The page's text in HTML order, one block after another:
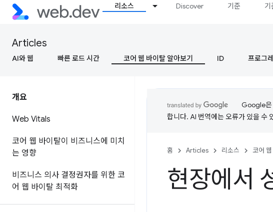
리소스 Discover 기준 기
Articles
AI와 웹 빠른 로드 시간 코어 웹 바이탈 알아보기 ID 프로그
개요
Web Vitals
코어 웹 바이탈이 비즈니스에 미치
는 영향
비즈니스 의사 결정권자를 위한 코
어 웹 바이탈 최적화
Google은
합니다. AI 번역에는 오류가 있을 수
홈 Articles 리소스 코어
현장에서